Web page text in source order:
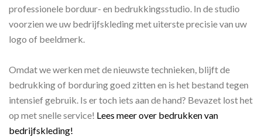
professionele borduur- en bedrukkingsstudio. In de studio
voorzien we uw bedrijfskleding met uiterste precisie van uw
logo of beeldmerk.
Omdat we werken met de nieuwste technieken, blijft de
bedrukking of borduring goed zitten en is het bestand tegen
intensief gebruik. Is er toch iets aan de hand? Bevazet lost het
op met snelle service! Lees meer over bedrukken van
bedrijfskleding!